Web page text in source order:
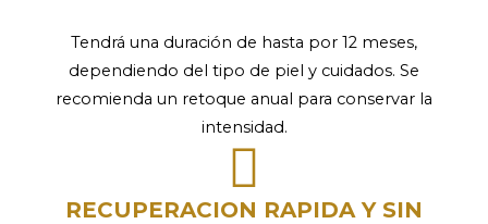
Tendrá una duración de hasta por 12 meses,
dependiendo del tipo de piel y cuidados. Se
recomienda un retoque anual para conservar la
intensidad.
RECUPERACION RAPIDA Y SIN